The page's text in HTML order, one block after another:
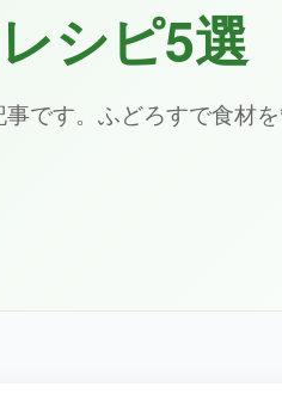
シピ5選
です。ふどろすで食材を